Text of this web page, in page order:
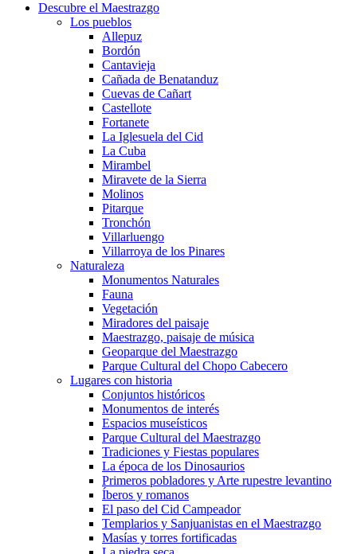
Descubre el Maestrazgo
Los pueblos
Allepuz
Bordón
Cantavieja
Cañada de Benatanduz
Cuevas de Cañart
Castellote
Fortanete
La Iglesuela del Cid
La Cuba
Mirambel
Miravete de la Sierra
Molinos
Pitarque
Tronchón
Villarluengo
Villarroya de los Pinares
Naturaleza
Monumentos Naturales
Fauna
Vegetación
Miradores del paisaje
Maestrazgo, paisaje de música
Geoparque del Maestrazgo
Parque Cultural del Chopo Cabecero
Lugares con historia
Conjuntos históricos
Monumentos de interés
Espacios museísticos
Parque Cultural del Maestrazgo
Tradiciones y Fiestas populares
La época de los Dinosaurios
Primeros pobladores y Arte rupestre levantino
Íberos y romanos
El paso del Cid Campeador
Templarios y Sanjuanistas en el Maestrazgo
Masías y torres fortificadas